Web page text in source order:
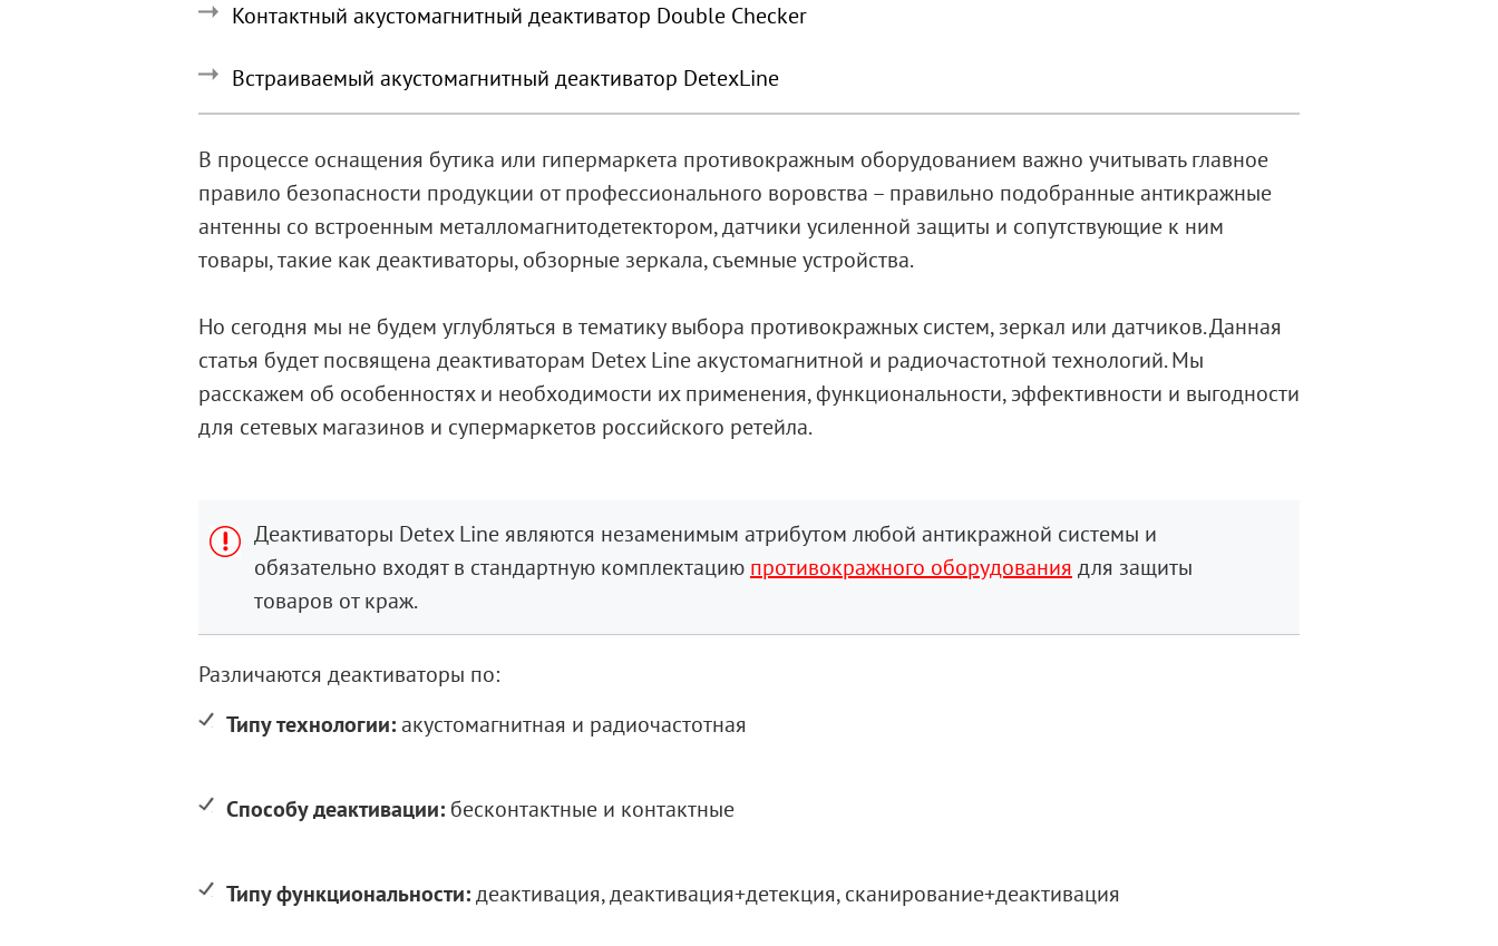
Контактный акустомагнитный деактиватор Double Checker
Встраиваемый акустомагнитный деактиватор DetexLine
В процессе оснащения бутика или гипермаркета противокражным оборудованием важно учитывать главное
правило безопасности продукции от профессионального воровства – правильно подобранные антикражные
антенны со встроенным металломагнитодетектором, датчики усиленной защиты и сопутствующие к ним
товары, такие как деактиваторы, обзорные зеркала, съемные устройства.
Но сегодня мы не будем углубляться в тематику выбора противокражных систем, зеркал или датчиков. Данная
статья будет посвящена деактиваторам Detex Line акустомагнитной и радиочастотной технологий. Мы
расскажем об особенностях и необходимости их применения, функциональности, эффективности и выгодности
для сетевых магазинов и супермаркетов российского ретейла.
Деактиваторы Detex Line являются незаменимым атрибутом любой антикражной системы и
обязательно входят в стандартную комплектацию противокражного оборудования для защиты
товаров от краж.
Различаются деактиваторы по:
Типу технологии:акустомагнитная и радиочастотная
Способу деактивации: бесконтактные и контактные
Типу функциональности:деактивация, деактивация+детекция, сканирование+деактивация